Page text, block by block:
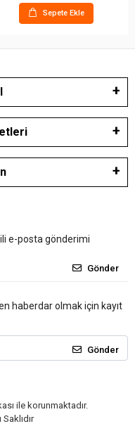
Sepete Ekle
e-posta gönderimi
Gönder
haberdar olmak için kayıt
Gönder
ile korunmaktadır.